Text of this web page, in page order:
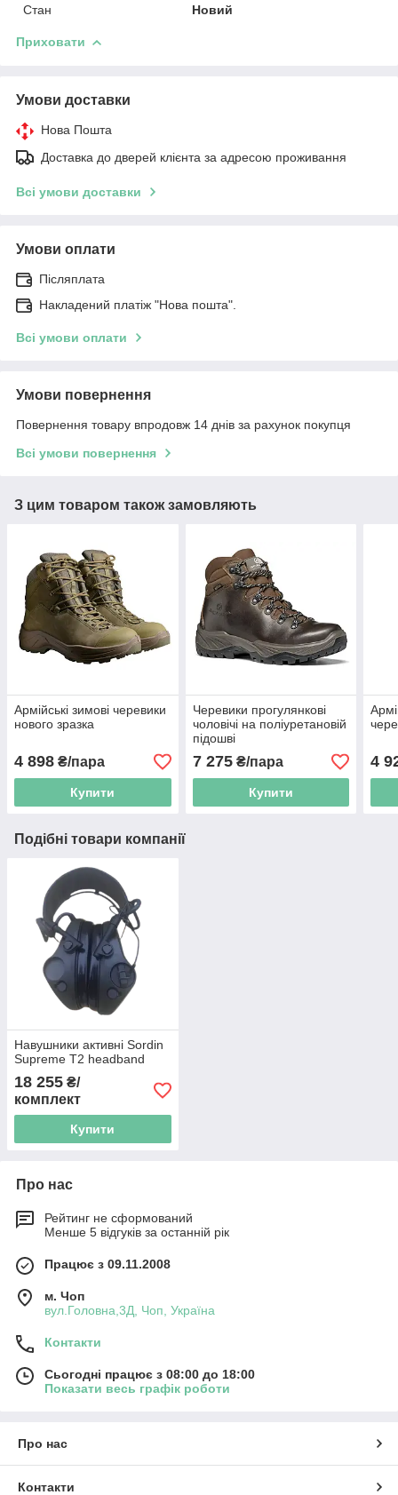
Стан
Новий
Приховати
Умови доставки
Нова Пошта
Доставка до дверей клієнта за адресою проживання
Всі умови доставки
Умови оплати
Післяплата
Накладений платіж "Нова пошта".
Всі умови оплати
Умови повернення
Повернення товару впродовж 14 днів за рахунок покупця
Всі умови повернення
З цим товаром також замовляють
Армійські зимові черевики
нового зразка
4 898 ₴/пара
Купити
Черевики прогулянкові
чоловічі на поліуретановій
підошві
7 275₴/пара
Купити
4
Подібні товари компанії
Навушники активні Sordin
Supreme T2 headband
18 255 ₴/
комплект
Купити
Про нас
Рейтинг не сформований
Менше 5 відгуків за останній рік
Працює з 09.11.2008
м. Чоп
вул.Головна,3Д, Чоп, Україна
Контакти
Сьогодні працює з 08:00 до 18:00
Показати весь графік роботи
Про нас
Контакти